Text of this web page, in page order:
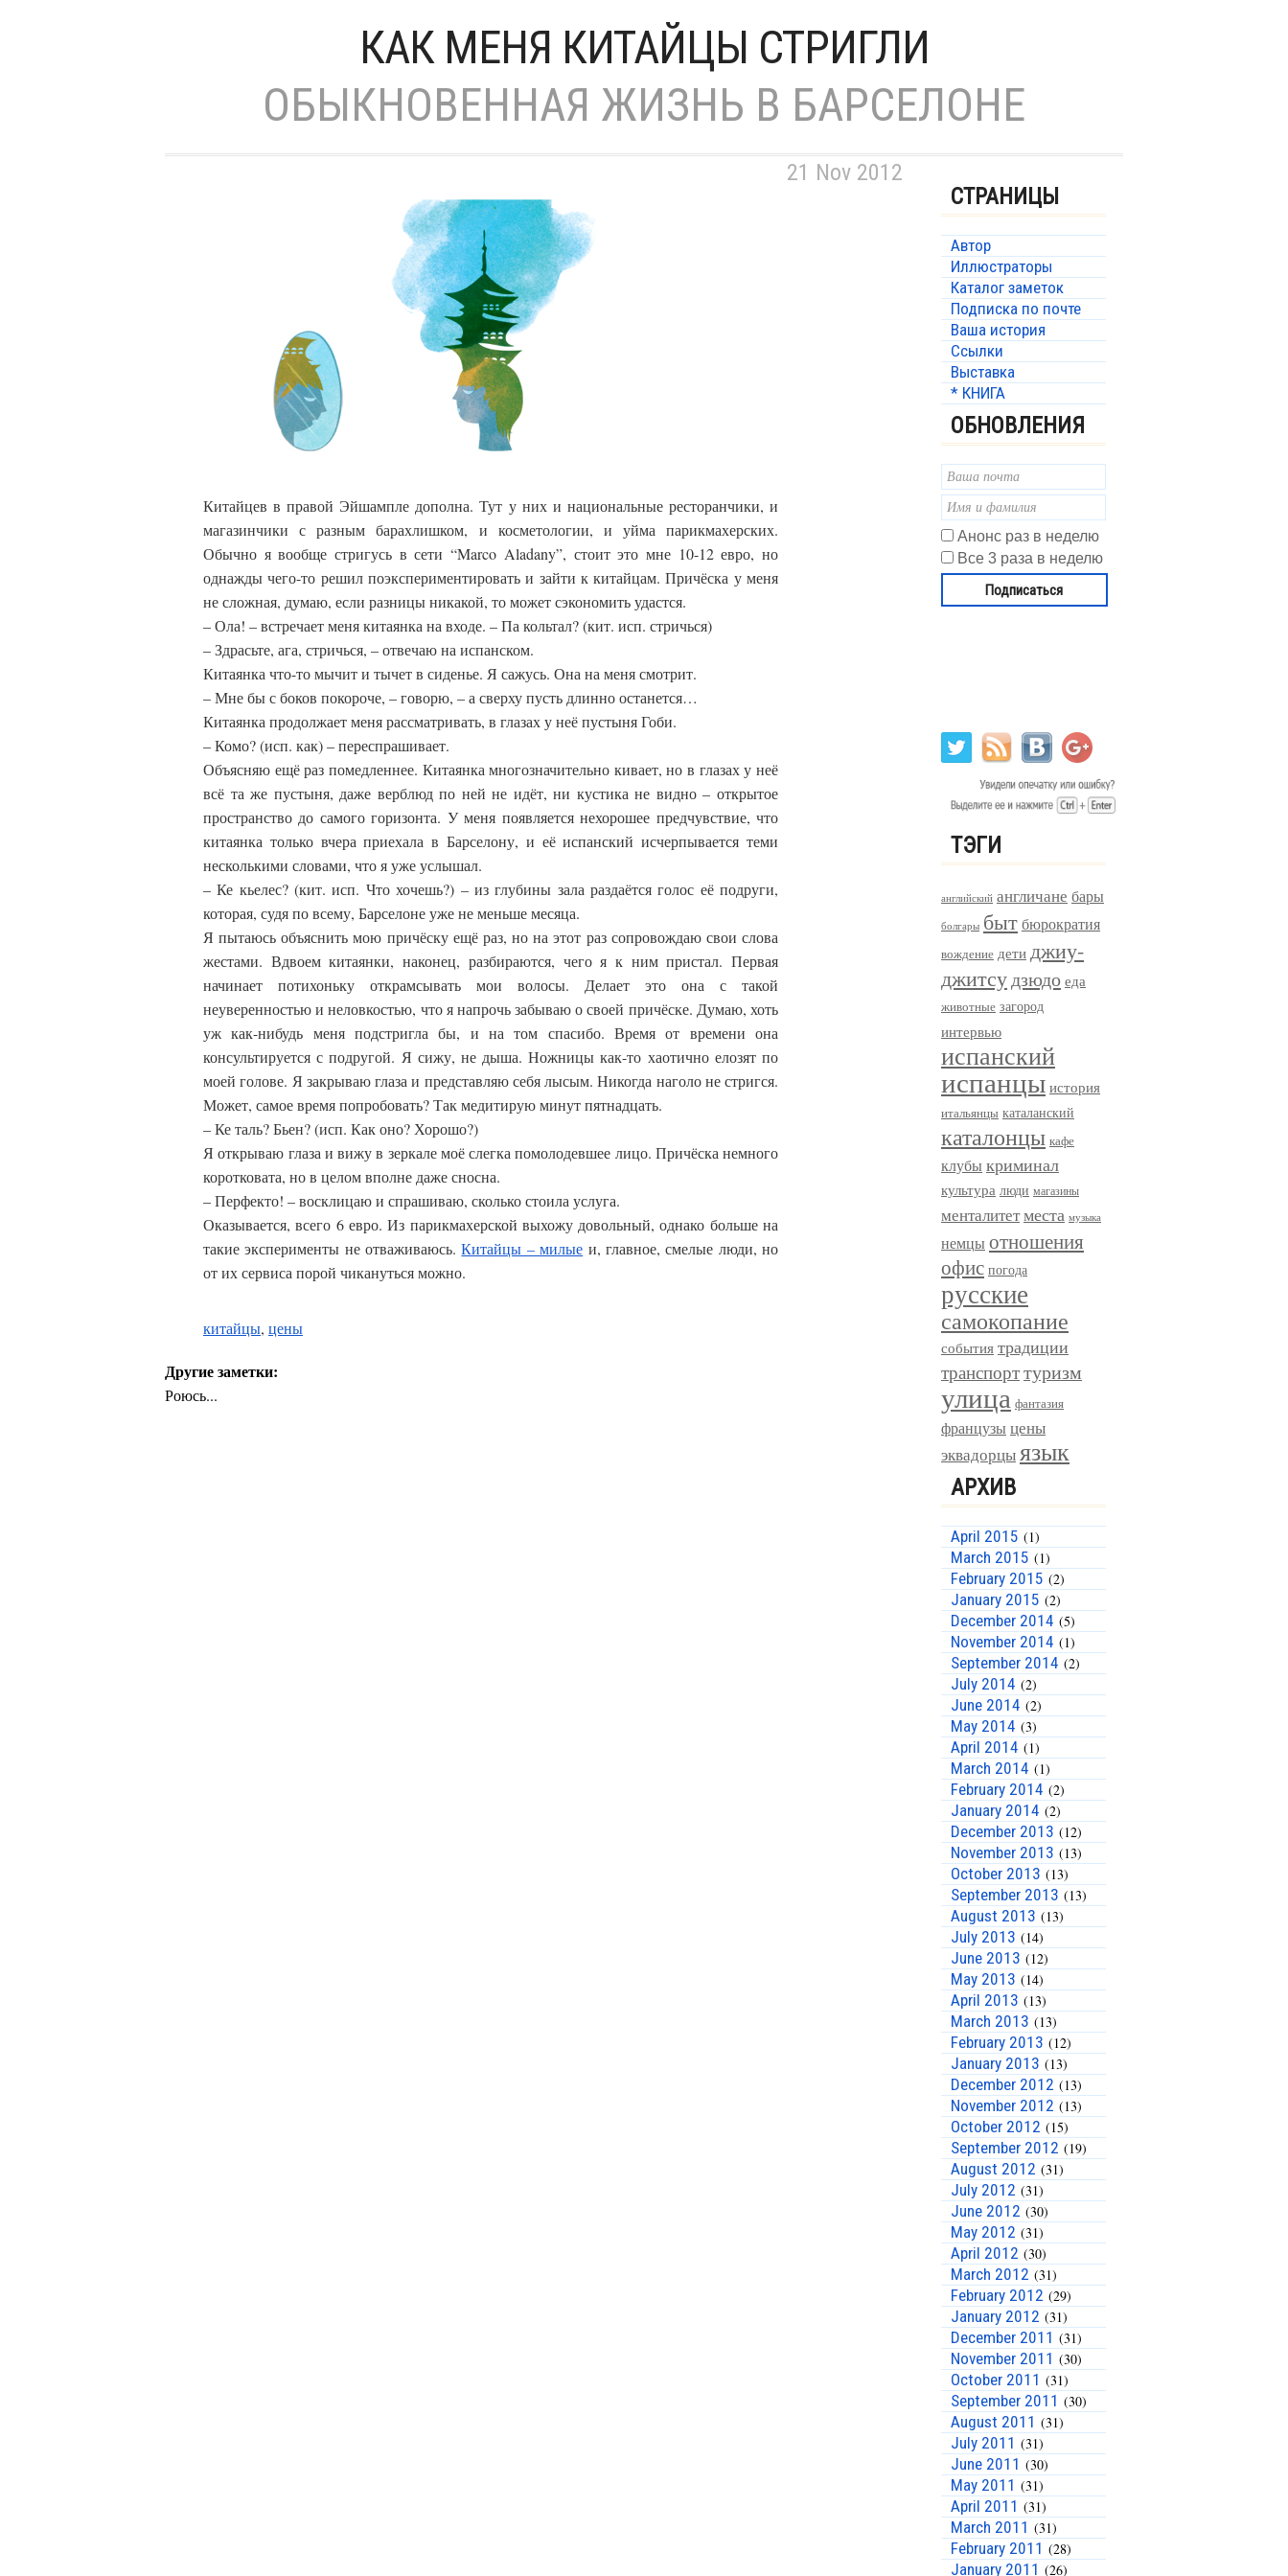
КАК МЕНЯ КИТАЙЦЫ СТРИГЛИ
ОБЫКНОВЕННАЯ ЖИЗНЬ В БАРСЕЛОНЕ
21 Nov 2012
Китайцев в правой Эйшампле дополна. Тут у них и национальные ресторанчики, и
магазинчики с разным барахлишком, и косметологии, и уйма парикмахерских.
Обычно я вообще стригусь в сети “Marco Aladany”, стоит это мне 10-12 евро, но
однажды чего-то решил поэкспериментировать и зайти к китайцам. Причёска у меня
не сложная, думаю, если разницы никакой, то может сэкономить удастся.
– Ола! – встречает меня китаянка на входе. – Па кольтал? (кит. исп. стричься)
– Здрасьте, ага, стричься, – отвечаю на испанском.
Китаянка что-то мычит и тычет в сиденье. Я сажусь. Она на меня смотрит.
– Мне бы с боков покороче, – говорю, – а сверху пусть длинно останется…
Китаянка продолжает меня рассматривать, в глазах у неё пустыня Гоби.
– Комо? (исп. как) – переспрашивает.
Объясняю ещё раз помедленнее. Китаянка многозначительно кивает, но в глазах у неё
всё та же пустыня, даже верблюд по ней не идёт, ни кустика не видно – открытое
пространство до самого горизонта. У меня появляется нехорошее предчувствие, что
китаянка только вчера приехала в Барселону, и её испанский исчерпывается теми
несколькими словами, что я уже услышал.
– Ке кьелес? (кит. исп. Что хочешь?) – из глубины зала раздаётся голос её подруги,
которая, судя по всему, Барселоне уже не меньше месяца.
Я пытаюсь объяснить мою причёску ещё раз, но на этот раз сопровождаю свои слова
жестами. Вдвоем китаянки, наконец, разбираются, чего я к ним пристал. Первая
начинает потихоньку открамсывать мои волосы. Делает это она с такой
неуверенностью и неловкостью, что я напрочь забываю о своей причёске. Думаю, хоть
уж как-нибудь меня подстригла бы, и на том спасибо. Время от времени она
консультируется с подругой. Я сижу, не дыша. Ножницы как-то хаотично елозят по
моей голове. Я закрываю глаза и представляю себя лысым. Никогда наголо не стригся.
Может, самое время попробовать? Так медитирую минут пятнадцать.
– Ке таль? Бьен? (исп. Как оно? Хорошо?)
Я открываю глаза и вижу в зеркале моё слегка помолодевшее лицо. Причёска немного
коротковата, но в целом вполне даже сносна.
– Перфекто! – восклицаю и спрашиваю, сколько стоила услуга.
Оказывается, всего 6 евро. Из парикмахерской выхожу довольный, однако больше на
такие эксперименты не отваживаюсь.Китайцы – милые и, главное, смелые люди, но
от их сервиса порой чикануться можно.
китайцы, цены
Другие заметки:
Роюсь...
СТРАНИЦЫ
Автор
Иллюстраторы
Каталог заметок
Подписка по почте
Ваша история
Ссылки
Выставка
* КНИГА
ОБНОВЛЕНИЯ
Анонс раз в неделю
Все 3 раза в неделю
ТЭГИ
английский англичане бары
болгары бытбюрократия
вождение дети джиу-
джитсудзюдо еда
животные загород
интервью
испанский
испанцы история
итальянцы каталанский
каталонцы кафе
клубы криминал
культура люди магазины
менталитетместа музыка
немцы отношения
офис погода
русские
самокопание
события традиции
транспорттуризм
улица фантазия
французы цены
эквадорцыязык
АРХИВ
April 2015 (1)
March 2015 (1)
February 2015 (2)
January 2015 (2)
December 2014 (5)
November 2014 (1)
September 2014 (2)
July 2014 (2)
June 2014 (2)
May 2014 (3)
April 2014 (1)
March 2014 (1)
February 2014 (2)
January 2014 (2)
December 2013 (12)
November 2013 (13)
October 2013 (13)
September 2013 (13)
August 2013 (13)
July 2013 (14)
June 2013 (12)
May 2013 (14)
April 2013 (13)
March 2013 (13)
February 2013 (12)
January 2013 (13)
December 2012 (13)
November 2012 (13)
October 2012 (15)
September 2012 (19)
August 2012 (31)
July 2012 (31)
June 2012 (30)
May 2012 (31)
April 2012 (30)
March 2012 (31)
February 2012 (29)
January 2012 (31)
December 2011 (31)
November 2011 (30)
October 2011 (31)
September 2011 (30)
August 2011 (31)
July 2011 (31)
June 2011 (30)
May 2011 (31)
April 2011 (31)
March 2011 (31)
February 2011 (28)
January 2011 (26)